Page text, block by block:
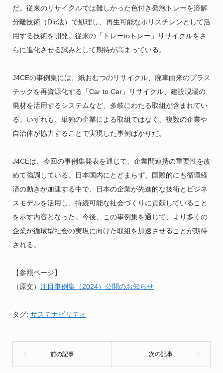
だ。従来のリサイクルでは難しかった色付き発泡トレーを溶解
分離技術（Dic法）で処理し、再生可能なポリスチレンとして活
用する技術を開発。従来の「トレーtoトレー」リサイクルをさ
らに進化させる試みとして期待が高まっている。
J4CEの事例集には、紙おむつのリサイクル、廃車由来のプラス
チックを再資源化する「Car to Car」リサイクル、建設現場の
廃材を活用するシステムなど、多岐にわたる取組が含まれてい
る。いずれも、単独の企業による取組ではなく、複数の企業や
自治体が協力することで実現した事例ばかりだ。
J4CEは、今回の事例集発表を通じて、企業間連携の重要性を改
めて強調している。日本国内にとどまらず、国際的にも循環経
済の動きが加速する中で、日本の企業が先進的な技術とビジネ
スモデルを活用し、持続可能な社会づくりに貢献していること
を示す内容となった。今後、この事例集を通じて、より多くの
企業が循環型社会の実現に向けた取組を加速させることが期待
される。
【参照ページ】
（原文） 注目事例集（2024）公開のお知らせ
タグ: サステナビリティ